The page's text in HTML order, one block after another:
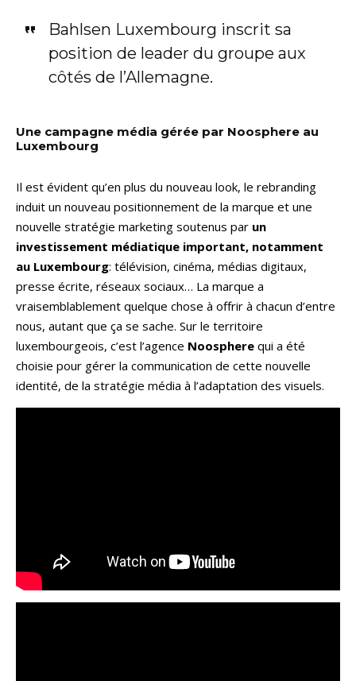
Bahlsen Luxembourg inscrit sa
position de leader du groupe aux
côtés de l’Allemagne.
Une campagne média gérée par Noosphere au
Luxembourg
Il est évident qu’en plus du nouveau look, le rebranding
induit un nouveau positionnement de la marque et une
nouvelle stratégie marketing soutenus par un
investissement médiatique important, notamment
au Luxembourg: télévision, cinéma, médias digitaux,
presse écrite, réseaux sociaux… La marque a
vraisemblablement quelque chose à offrir à chacun d’entre
nous, autant que ça se sache. Sur le territoire
luxembourgeois, c’est l’agence Noosphere qui a été
choisie pour gérer la communication de cette nouvelle
identité, de la stratégie média à l’adaptation des visuels.